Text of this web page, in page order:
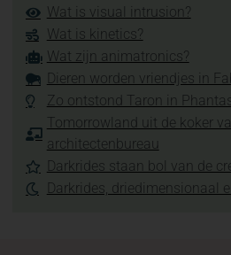
Wat is visual intrusion?
Wat is kinetics?
Wat zijn animatronics?
Dieren worden vriendjes in
Zo ontstond Taron in
Tomorrowland uit de koker
architectenbureau
Darkrides staan bol van de
Darkrides, driedimensionaal